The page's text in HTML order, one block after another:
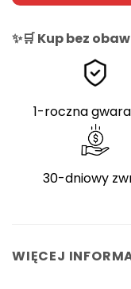
✨🛒 Kup bez
1-roczna
30-dniowy
WIĘCEJ